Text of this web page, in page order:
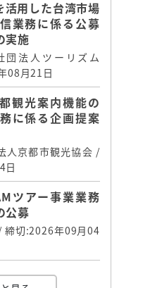
活用した台湾市場
業務に係る公募
実施
団法人ツーリズム
08月21日
観光案内機能の
に係る企画提案
人京都市観光協会 /
日
ツアー事業業務
公募
締切:2026年09月04